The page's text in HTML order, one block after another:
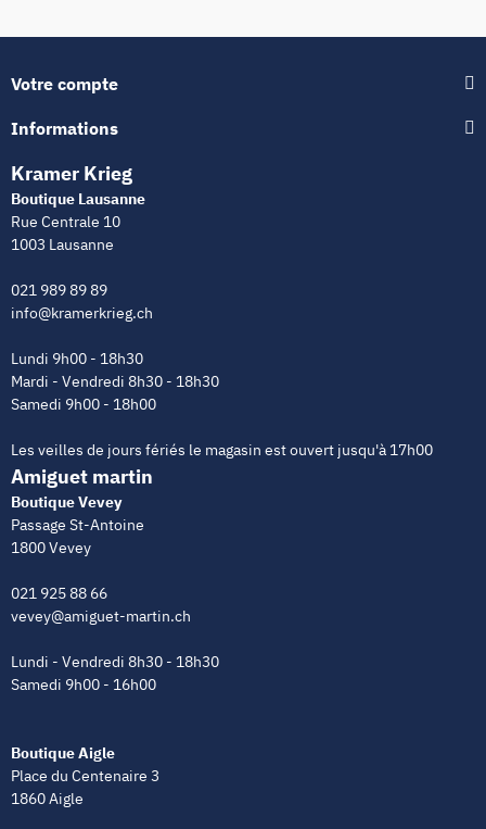
Votre compte
Informations
Kramer Krieg
Boutique Lausanne
Rue Centrale 10
1003 Lausanne
021 989 89 89
info@kramerkrieg.ch
Lundi 9h00 - 18h30
Mardi - Vendredi 8h30 - 18h30
Samedi 9h00 - 18h00
Les veilles de jours fériés le magasin est ouvert jusqu'à 17h00
Amiguet martin
Boutique Vevey
Passage St-Antoine
1800 Vevey
021 925 88 66
vevey@amiguet-martin.ch
Lundi - Vendredi 8h30 - 18h30
Samedi 9h00 - 16h00
Boutique Aigle
Place du Centenaire 3
1860 Aigle